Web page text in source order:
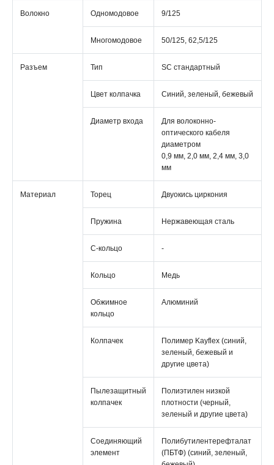
Волокно Одномодовое 9/125
Многомодовое 50/125, 62,5/125
Разъем Тип SC стандартный
Цвет колпачка Синий, зеленый, бежевый
Диаметр входа
Для волоконно-
оптического кабеля
диаметром
0,9 мм, 2,0 мм, 2,4 мм, 3,0
мм
Материал Торец Двуокись циркония
Пружина Нержавеющая сталь
С-кольцо -
Кольцо Медь
Обжимное
кольцо
Алюминий
Колпачек
Полимер Kayflex (синий,
зеленый, бежевый и
другие цвета)
Пылезащитный
колпачек
Полиэтилен низкой
плотности (черный,
зеленый и другие цвета)
Соединяющий
элемент
Полибутилентерефталат
(ПБТФ) (синий, зеленый,